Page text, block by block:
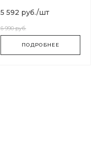
5 592 руб./шт
6 990 руб.
ПОДРОБНЕЕ